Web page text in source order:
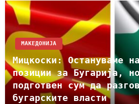
МАКЕДОНИЈА
Мицкоски: Остануваме
позиции за Бугарија,
подготвен сум да
бугарските власти